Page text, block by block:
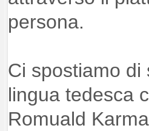
persona.
Ci spostiamo di
lingua tedesca
Romuald